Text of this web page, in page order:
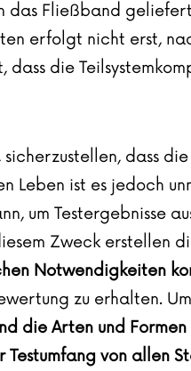
Fließband
erfolgt nicht erst,
die
dass
Leben ist es jedoch
um Testergebnisse
Zweck erstellen
Notwendigkeiten
zu erhalten.
die Arten und
Testumfang von allen